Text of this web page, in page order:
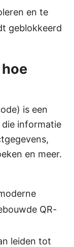
en te
geblokkeerd
is een
informatie
en meer.
QR-
leiden tot